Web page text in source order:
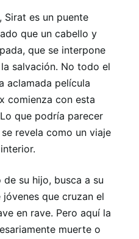
Sirat es un puente
que un cabello y
que se interpone
salvación. No todo el
aclamada película
comienza con esta
que podría parecer
revela como un viaje
su hijo, busca a su
que cruzan el
en rave. Pero aquí la
muerte o